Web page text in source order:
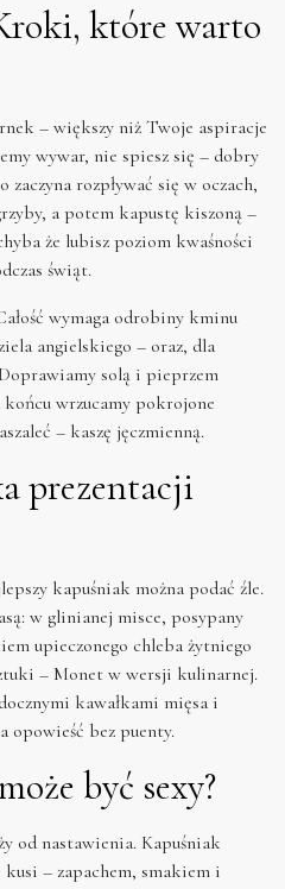
które warto
– większy niż Twoje aspiracje
wywar, nie spiesz się – dobry
zaczyna rozpływać się w oczach,
a potem kapustę kiszoną –
że lubisz poziom kwaśności
świąt.
wymaga odrobiny kminu
angielskiego – oraz, dla
solą i pieprzem
końcu wrzucamy pokrojone
– kaszę jęczmienną.
prezentacji
kapuśniak można podać źle.
w glinianej misce, posypany
upieczonego chleba żytniego
– Monet w wersji kulinarnej.
kawałkami mięsa i
opowieść bez puenty.
być sexy?
od nastawienia. Kapuśniak
– zapachem, smakiem i